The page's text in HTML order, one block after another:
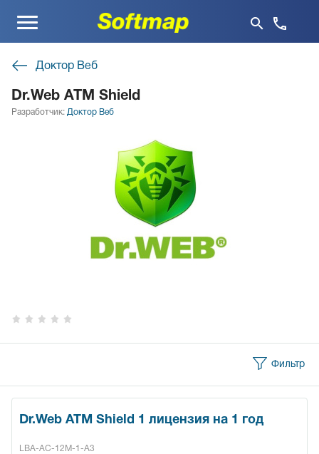
Меню
Доктор Веб
Dr.Web ATM Shield
Разработчик: Доктор Веб
Фильтр
Dr.Web ATM Shield 1 лицензия на 1 год
LBA-AC-12M-1-A3